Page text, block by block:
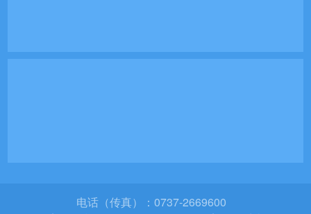
电话（传真）：0737-2669600